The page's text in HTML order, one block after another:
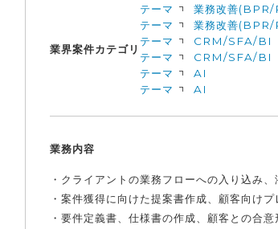
業界案件カテゴリ
テーマ
業務改善
テーマ
業務改善
テーマ
CRM/SFA/BI
テーマ
CRM/SFA/BI
テーマ
AI
テーマ
AI
業務内容
・クライアントの業務フローへの入り込み
・案件獲得に向けた提案書作成、顧客向け
・要件定義書、仕様書の作成、顧客との合意